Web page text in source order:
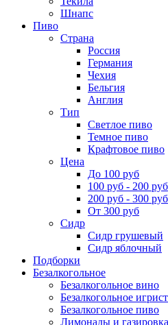
Шнапс
Пиво
Страна
Россия
Германия
Чехия
Бельгия
Англия
Тип
Светлое пиво
Темное пиво
Крафтовое пиво
Цена
До 100 руб
100 руб - 200 руб
200 руб - 300 руб
От 300 руб
Сидр
Сидр грушевый
Сидр яблочный
Подборки
Безалкогольное
Безалкогольное вино
Безалкогольное
Безалкогольное пиво
Лимонады и газировка